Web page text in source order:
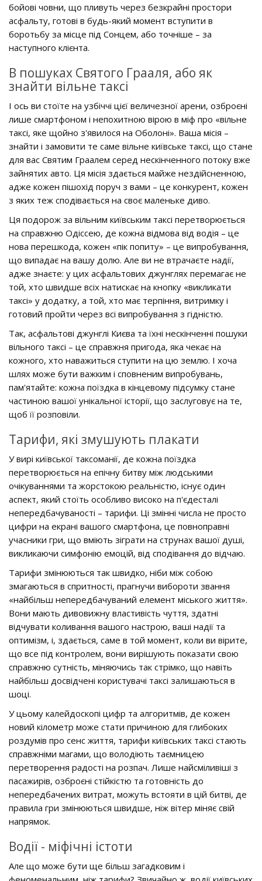
бойові човни, що пливуть через безкрайні простори
асфальту, готові в будь-який момент вступити в
боротьбу за місце під Сонцем, або точніше – за
наступного клієнта.
В пошуках Святого Грааля, або як
знайти вільне таксі
І ось ви стоїте на узбіччі цієї величезної арени, озброєні
лише смартфоном і непохитною вірою в міф про «вільне
таксі, яке щойно з'явилося на Оболоні». Ваша місія –
знайти і замовити те саме вільне київське таксі, що стане
для вас Святим Граалем серед нескінченного потоку вже
зайнятих авто. Ця місія здається майже нездійсненною,
адже кожен пішохід поруч з вами – це конкурент, кожен
з яких теж сподівається на своє маленьке диво.
Ця подорож за вільним київським таксі перетворюється
на справжню Одіссею, де кожна відмова від водія – це
нова перешкода, кожен «пік попиту» – це випробування,
що випадає на вашу долю. Але ви не втрачаєте надії,
адже знаєте: у цих асфальтових джунглях перемагає не
той, хто швидше всіх натискає на кнопку «викликати
таксі» у додатку, а той, хто має терпіння, витримку і
готовий пройти через всі випробування з гідністю.
Так, асфальтові джунглі Києва та їхні нескінченні пошуки
вільного таксі – це справжня пригода, яка чекає на
кожного, хто наважиться ступити на цю землю. І хоча
шлях може бути важким і сповненим випробувань,
пам'ятайте: кожна поїздка в кінцевому підсумку стане
частиною вашої унікальної історії, що заслуговує на те,
щоб її розповіли.
Тарифи, які змушують плакати
У вирі київської таксоманії, де кожна поїздка
перетворюється на епічну битву між людськими
очікуваннями та жорстокою реальністю, існує один
аспект, який стоїть особливо високо на п'єдесталі
непередбачуваності – тарифи. Ці змінні числа не просто
цифри на екрані вашого смартфона, це повноправні
учасники гри, що вміють зіграти на струнах вашої душі,
викликаючи симфонію емоцій, від сподівання до відчаю.
Тарифи змінюються так швидко, ніби між собою
змагаються в спритності, прагнучи вибороти звання
«найбільш непередбачуваний елемент міського життя».
Вони мають дивовижну властивість чуття, здатні
відчувати коливання вашого настрою, ваші надії та
оптимізм, і, здається, саме в той момент, коли ви вірите,
що все під контролем, вони вирішують показати свою
справжню сутність, міняючись так стрімко, що навіть
найбільш досвідчені користувачі таксі залишаються в
шоці.
У цьому калейдоскопі цифр та алгоритмів, де кожен
новий кілометр може стати причиною для глибоких
роздумів про сенс життя, тарифи київських таксі стають
справжніми магами, що володіють таємницею
перетворення радості на розпач. Лише найсміливіші з
пасажирів, озброєні стійкістю та готовність до
непередбачених витрат, можуть встояти в цій битві, де
правила гри змінюються швидше, ніж вітер міняє свій
напрямок.
Водії - міфічні істоти
Але що може бути ще більш загадковим і